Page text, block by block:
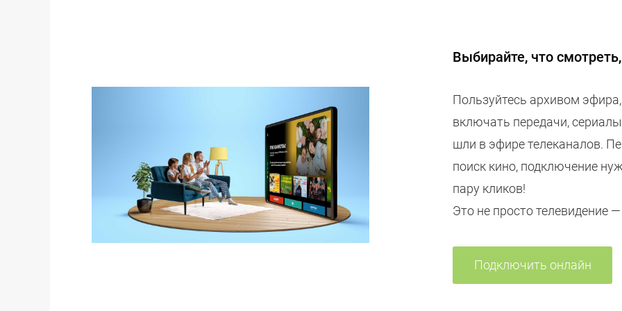
Выбирайте, что смотреть,
Пользуйтесь архивом
включать передачи,
шли в эфире телеканалов.
поиск кино, подключение
пару кликов!
Это не просто телевидение
Подключить онлайн